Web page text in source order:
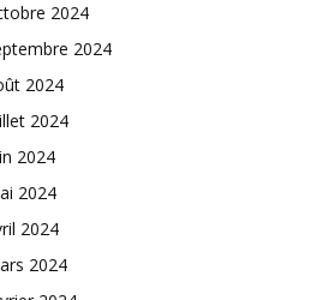
2024
2024
2024
2024
2024
2024
2024
2024